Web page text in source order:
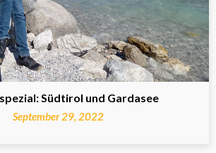
Südtirol und Gardasee
September 29, 2022